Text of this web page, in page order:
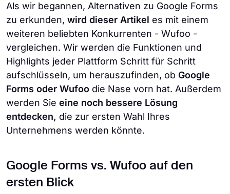
Als wir begannen, Alternativen zu Google Forms
zu erkunden, wird dieser Artikel es mit einem
weiteren beliebten Konkurrenten - Wufoo -
vergleichen. Wir werden die Funktionen und
Highlights jeder Plattform Schritt für Schritt
aufschlüsseln, um herauszufinden, ob Google
Forms oder Wufoo die Nase vorn hat. Außerdem
werden Sie eine noch bessere Lösung
entdecken, die zur ersten Wahl Ihres
Unternehmens werden könnte.
Google Forms vs. Wufoo auf den
ersten Blick